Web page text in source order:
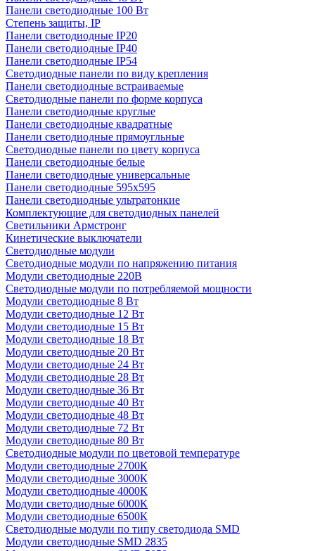
Панели светодиодные 100 Вт
Степень защиты, IP
Панели светодиодные IP20
Панели светодиодные IP40
Панели светодиодные IP54
Светодиодные панели по виду крепления
Панели светодиодные встраиваемые
Светодиодные панели по форме корпуса
Панели светодиодные круглые
Панели светодиодные квадратные
Панели светодиодные прямоугльные
Светодиодные панели по цвету корпуса
Панели светодиодные белые
Панели светодиодные универсальные
Панели светодиодные 595х595
Панели светодиодные ультратонкие
Комплектующие для светодиодных панелей
Светильники Армстронг
Кинетические выключатели
Светодиодные модули
Светодиодные модули по напряжению питания
Модули светодиодные 220В
Светодиодные модули по потребляемой мощности
Модули светодиодные 8 Вт
Модули светодиодные 12 Вт
Модули светодиодные 15 Вт
Модули светодиодные 18 Вт
Модули светодиодные 20 Вт
Модули светодиодные 24 Вт
Модули светодиодные 28 Вт
Модули светодиодные 36 Вт
Модули светодиодные 40 Вт
Модули светодиодные 48 Вт
Модули светодиодные 72 Вт
Модули светодиодные 80 Вт
Светодиодные модули по цветовой температуре
Модули светодиодные 2700К
Модули светодиодные 3000К
Модули светодиодные 4000К
Модули светодиодные 6000К
Модули светодиодные 6500К
Светодиодные модули по типу светодиода SMD
Модули светодиодные SMD 2835